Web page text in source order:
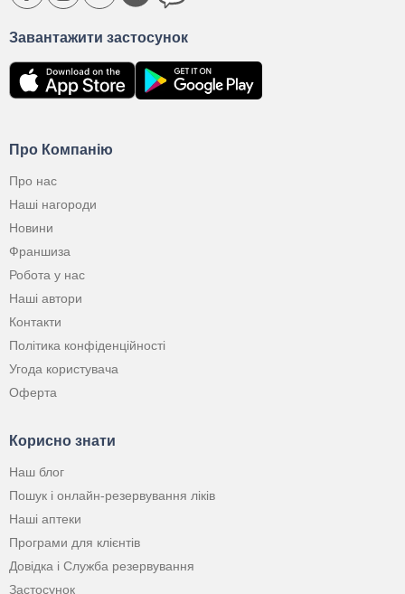
Про Компанію
Про нас
Наші нагороди
Новини
Франшиза
Робота у нас
Наші автори
Контакти
Політика конфіденційності
Угода користувача
Оферта
Корисно знати
Наш блог
Пошук і онлайн-резервування ліків
Наші аптеки
Програми для клієнтів
Довідка і Служба резервування
Застосунок
Завантажити застосунок